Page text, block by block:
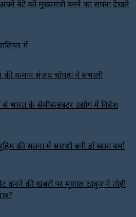
अपने बेटे को मुख्यमंत्री बनने का सपना देखते
में
की कमान संजय चोपड़ा ने संभाली
से भारत के सेमीकंडक्टर उद्योग में निवेश
की सतना में सारथी बनी डाॅ स्वप्ना वर्मा
करने की खबरों पर मृणाल ठाकुर ने तोड़ी